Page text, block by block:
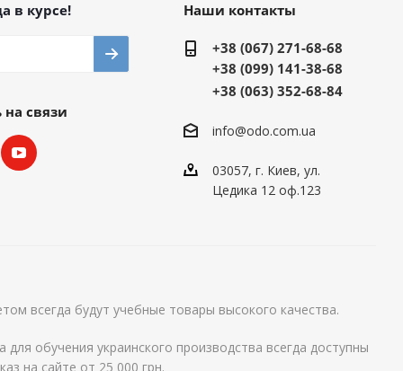
в курсе!
на связи
Наши контакты
+38 (067) 271-68-68
+38 (099) 141-38-68
+38 (063) 352-68-84
info@odo.com.ua
03057, г. Киев, ул.
Цедика 12 оф.123
всегда будут учебные товары высокого качества.
обучения украинского производства всегда доступны
на сайте от 25 000 грн.